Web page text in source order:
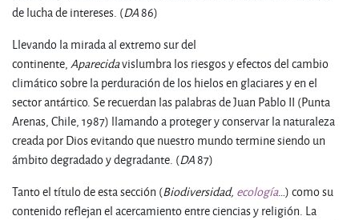
de lucha de intereses. (DA86)
Llevando la mirada al extremo sur del
continente,Aparecidavislumbra los riesgos y efectos del cambio
climático sobre la perduración de los hielos en glaciares y en el
sector antártico. Se recuerdan las palabras de Juan Pablo II (Punta
Arenas, Chile, 1987) llamando a proteger y conservar la naturaleza
creada por Dios evitando que nuestro mundo termine siendo un
ámbito degradado y degradante. (DA87)
Tanto el título de esta sección (Biodiversidad, ecología…) como su
contenido reflejan el acercamiento entre ciencias y religión. La